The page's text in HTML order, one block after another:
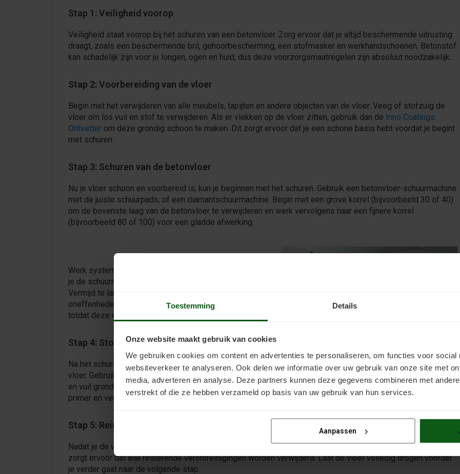
Toestemming Details
Onze website maakt gebruik van cookies
We gebruiken cookies om content en advertenties te personaliseren, om functies voor social
websiteverkeer te analyseren. Ook delen we informatie over uw gebruik van onze site met
media, adverteren en analyse. Deze partners kunnen deze gegevens combineren met
verstrekt of die ze hebben verzameld op basis van uw gebruik van hun services.
Aanpassen
Stap 1: Veiligheid voorop
Veiligheid staat voorop bij het schuren van een betonvloer. Zorg ervoor dat je altijd beschermende uitrusting
draagt, zoals een beschermende bril, gehoorbescherming, een stofmasker en werkhandschoenen. Betonstof
kan schadelijk zijn voor je longen, ogen en huid, dus deze voorzorgsmaatregelen zijn absoluut noodzakelijk.
Stap 2: Voorbereiding van de vloer
Begin met het verwijderen van alle meubels, tapijten en andere objecten van de vloer. Veeg of stofzuig de
vloer om los vuil en stof te verwijderen. Als er vlekken op de vloer zitten, gebruik dan de Inno Coatings
Ontvetter om deze grondig schoon te maken. Dit zorgt ervoor dat je een schone basis hebt voordat je begint
met schuren.
Stap 3: Schuren van de betonvloer
Nu je vloer schoon en voorbereid is, kun je beginnen met het schuren. Gebruik een betonvloer-schuurmachine
met de juiste schuurpads, of een diamantschuurmachine. Begin met een grove korrel (bijvoorbeeld 30 of 40)
om de bovenste laag van de betonvloer te verwijderen en werk vervolgens naar een fijnere korrel
(bijvoorbeeld 80 of 100) voor een gladde afwerking.
Werk systematisch in kleine secties en zorg ervoor dat
je de schuurmachine gelijkmatig over de vloer beweegt.
Vermijd te lang op één plek te blijven, omdat dit
oneffenheden kan veroorzaken. Schuur de gehele vloer
totdat deze egaal en glad aanvoelt.
Stap 4: Stof verwijderen
Na het schuren ligt er waarschijnlijk veel stof op de
vloer. Gebruik een industriële stofzuiger om al het stof
en vuil grondig te verwijderen. Dit is een cruciale stap, want achtergebleven stof kan de hechting van de
primer en verf belemmeren.
Stap 5: Reinigen en primen
Nadat je de vloer hebt geschuurd en gestofzuigd, is het tijd om de vloer nogmaals grondig te spoelen. Dit
zorgt ervoor dat alle resterende verontreinigingen worden verwijderd. Laat de vloer volledig drogen voordat
je verder gaat naar de volgende stap.